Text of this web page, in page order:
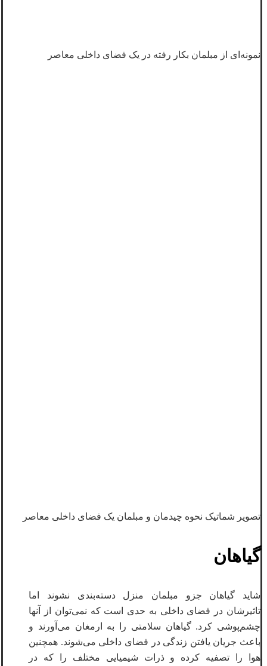
نمونه‌ای از مبلمان بکار رفته در یک فضای داخلی معاصر
تصویر شماتیک نحوه چیدمان و مبلمان یک فضای داخلی معاصر
گیاهان
شاید گیاهان جزو مبلمان منزل دسته‌بندی نشوند اما
تاثیرشان در فضای داخلی به حدی است که نمی‌توان از آنها
چشم‌پوشی کرد. گیاهان سلامتی را به ارمغان می‌آورند و
باعث جریان یافتن زندگی در فضای داخلی می‌شوند. همچنین
هوا را تصفیه کرده و ذرات شیمیایی مختلف را که در